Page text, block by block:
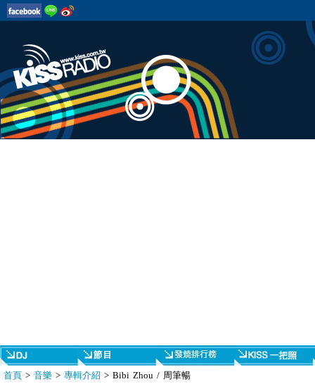
首頁 > 音樂 > 專輯介紹 > Bibi Zhou / 周筆暢